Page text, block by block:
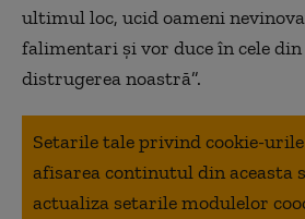
ultimul loc, ucid oameni
falimentari şi vor duce în cele
distrugerea noastră”.
Setarile tale privind cookie-
afisarea continutul din aceasta
actualiza setarile modulelor